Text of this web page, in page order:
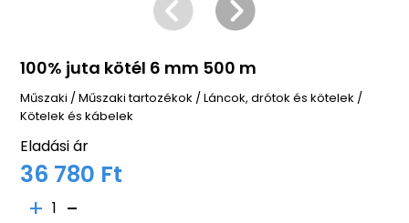
100% juta kötél 6 mm 500 m
Műszaki /Műszaki tartozékok /Láncok, drótok és kötelek /
Kötelek és kábelek
Eladási ár
36 780 Ft
1